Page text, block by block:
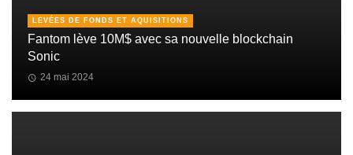
LEVÉES DE FONDS ET AQUISITIONS
Fantom lève 10M$ avec sa nouvelle blockchain
Sonic
24 mai 2024